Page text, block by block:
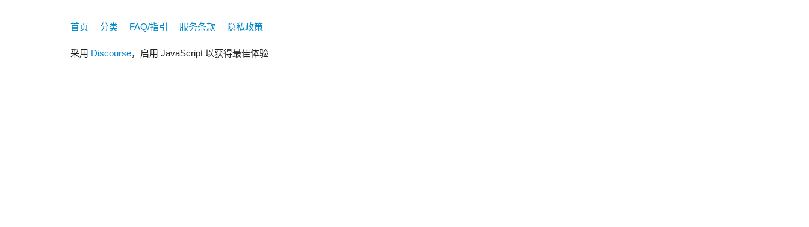
首页 分类 FAQ/指引 服务条款 隐私政策
采用 Discourse，启用 JavaScript 以获得最佳体验